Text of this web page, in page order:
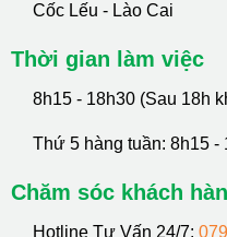
Cốc Lếu - Lào Cai
Thời gian làm việc
8h15 - 18h30 (Sau 18h
Thứ 5 hàng tuần: 8h15 -
Chăm sóc khách
Hotline Tư Vấn 24/7: